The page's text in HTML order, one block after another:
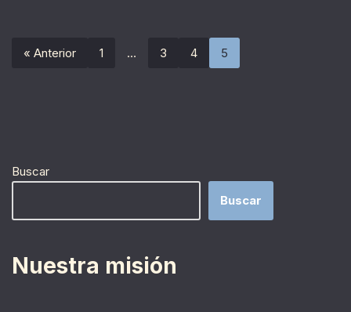
« Anterior 1 … 3 4 5
Buscar
Buscar
Nuestra misión